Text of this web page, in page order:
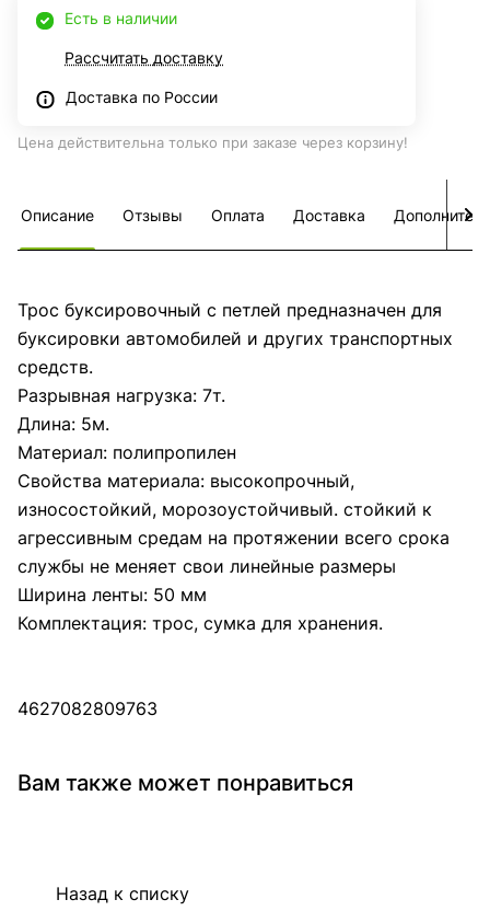
Есть в наличии
Рассчитать доставку
Доставка по России
Цена действительна только при заказе через корзину!
Описание Отзывы Оплата Доставка
Трос буксировочный с петлей предназначен для
буксировки автомобилей и других транспортных
средств.
Разрывная нагрузка: 7т.
Длина: 5м.
Материал: полипропилен
Свойства материала: высокопрочный,
износостойкий, морозоустойчивый. стойкий к
агрессивным средам на протяжении всего срока
службы не меняет свои линейные размеры
Ширина ленты: 50 мм
Комплектация: трос, сумка для хранения.
4627082809763
Вам также может понравиться
Назад к списку